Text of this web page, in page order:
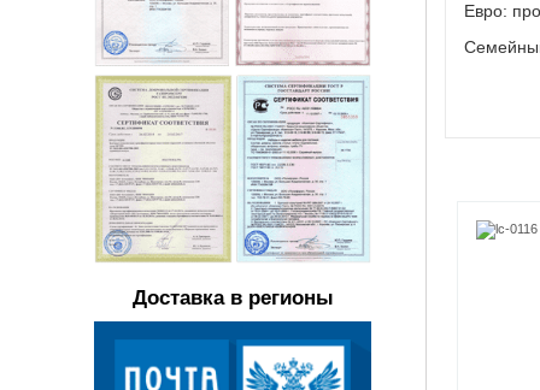
Доставка в регионы
Евро: